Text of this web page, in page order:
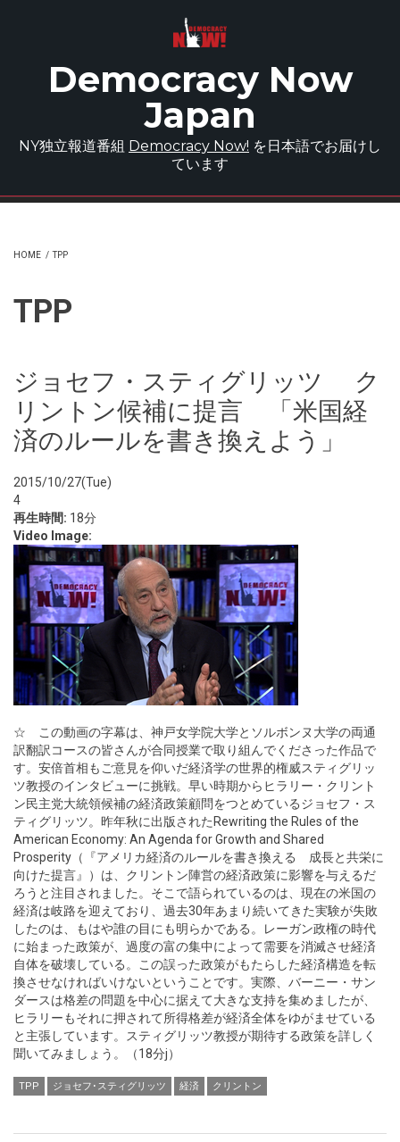
Democracy Now
Japan
NY独立報道番組 Democracy Now! を日本語でお届けし
ています
HOME / TPP
TPP
ジョセフ・スティグリッツ ク
リントン候補に提言 「米国経
済のルールを書き換えよう」
2015/10/27(Tue)
4
再生時間: 18分
Video Image:
☆ この動画の字幕は、神戸女学院大学とソルボンヌ大学の両通
訳翻訳コースの皆さんが合同授業で取り組んでくださった作品で
す。安倍首相もご意見を仰いだ経済学の世界的権威スティグリッ
ツ教授のインタビューに挑戦。早い時期からヒラリー・クリント
ン民主党大統領候補の経済政策顧問をつとめているジョセフ・ス
ティグリッツ。昨年秋に出版されたRewriting the Rules of the
American Economy: An Agenda for Growth and Shared
Prosperity（『アメリカ経済のルールを書き換える 成長と共栄に
向けた提言』）は、クリントン陣営の経済政策に影響を与えるだ
ろうと注目されました。そこで語られているのは、現在の米国の
経済は岐路を迎えており、過去30年あまり続いてきた実験が失敗
したのは、もはや誰の目にも明らかである。レーガン政権の時代
に始まった政策が、過度の富の集中によって需要を消滅させ経済
自体を破壊している。この誤った政策がもたらした経済構造を転
換させなければいけないということです。実際、バーニー・サン
ダースは格差の問題を中心に据えて大きな支持を集めましたが、
ヒラリーもそれに押されて所得格差が経済全体をゆがませている
と主張しています。スティグリッツ教授が期待する政策を詳しく
聞いてみましょう。（18分j）
TPP ジョセフ･スティグリッツ 経済 クリントン